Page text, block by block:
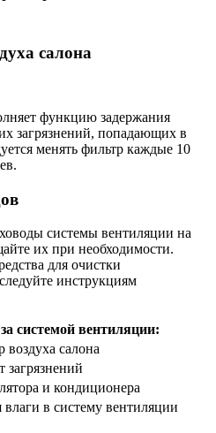
салона
функцию задержания
загрязнений, попадающих в
менять фильтр каждые 10
системы вентиляции на
их при необходимости.
для очистки
инструкциям
системой вентиляции:
воздуха салона
загрязнений
и кондиционера
в систему вентиляции